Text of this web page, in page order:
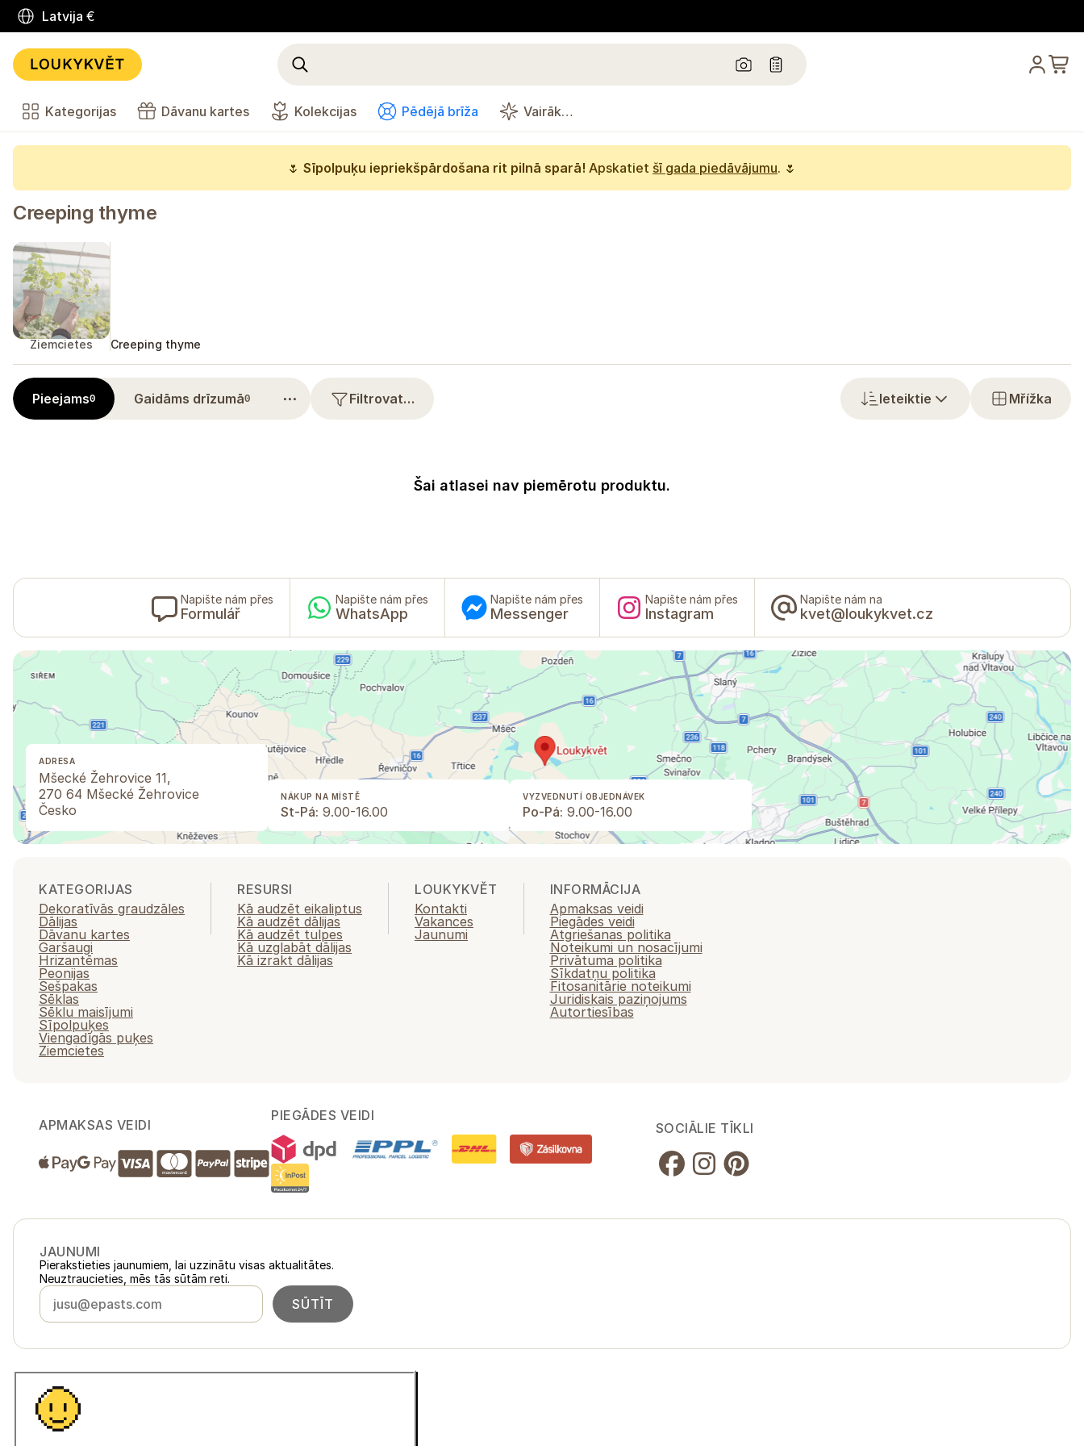
Latvija €
Kategorijas Dāvanu kartes Kolekcijas Pēdējā brīža Vairāk…
🌷 Sīpolpuķu iepriekšpārdošana rit pilnā sparā! Apskatiet šī gada piedāvājumu. 🌷
Creeping thyme
Ziemcietes Creeping thyme
Pieejams0 Gaidāms drīzumā0 ⋯ Filtrovat… Ieteiktie Mřížka
Šai atlasei nav piemērotu produktu.
Napište nám přes
Formulář
Napište nám přes
WhatsApp
Napište nám přes
Messenger
Napište nám přes
Instagram
Napište nám na
kvet@loukykvet.cz
ADRESA
Mšecké Žehrovice 11,
270 64 Mšecké Žehrovice
Česko
NÁKUP NA MÍSTĚ
St-Pá: 9.00-16.00
VYZVEDNUTÍ OBJEDNÁVEK
Po-Pá: 9.00-16.00
KATEGORIJAS
Dekoratīvās graudzāles
Dālijas
Dāvanu kartes
Garšaugi
Hrizantēmas
Peonijas
Sešpakas
Sēklas
Sēklu maisījumi
Sīpolpuķes
Viengadīgās puķes
Ziemcietes
RESURSI
Kā audzēt eikaliptus
Kā audzēt dālijas
Kā audzēt tulpes
Kā uzglabāt dālijas
Kā izrakt dālijas
LOUKYKVĚT
Kontakti
Vakances
Jaunumi
INFORMĀCIJA
Apmaksas veidi
Piegādes veidi
Atgriešanas politika
Noteikumi un nosacījumi
Privātuma politika
Sīkdatņu politika
Fitosanitārie noteikumi
Juridiskais paziņojums
Autortiesības
APMAKSAS VEIDI
PIEGĀDES VEIDI
SOCIĀLIE TĪKLI
JAUNUMI
Pierakstieties jaunumiem, lai uzzinātu visas aktualitātes.
Neuztraucieties, mēs tās sūtām reti.
SŪTĪT
Latvija
Česko loukykvet.cz
Slovensko
© 2016 →